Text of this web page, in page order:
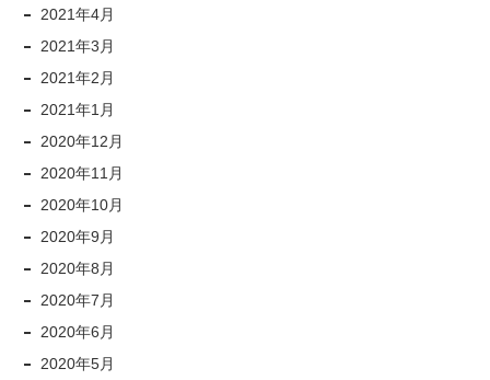
2021年4月
2021年3月
2021年2月
2021年1月
2020年12月
2020年11月
2020年10月
2020年9月
2020年8月
2020年7月
2020年6月
2020年5月